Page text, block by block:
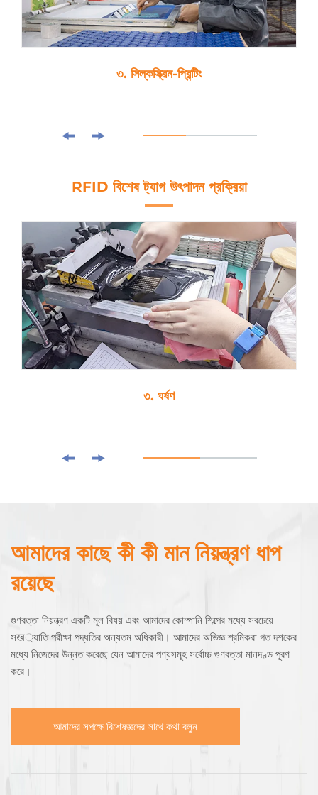
৩. সিল্কস্ক্রিন-প্রিন্টিং
RFID বিশেষ ট্যাগ উৎপাদন প্রক্রিয়া
৩. ঘর্ষণ
আমাদের কাছে কী কী মান নিয়ন্ত্রণ ধাপ
রয়েছে
গুণবত্তা নিয়ন্ত্রণ একটি মূল বিষয় এবং আমাদের কোম্পানি শিল্পের মধ্যে সবচেয়ে
সख্যাতি পরীক্ষা পদ্ধতির অন্যতম অধিকারী। আমাদের অভিজ্ঞ শ্রমিকরা গত দশকের
মধ্যে নিজেদের উন্নত করেছে যেন আমাদের পণ্যসমূহ সর্বোচ্চ গুণবত্তা মানদণ্ড পূরণ
করে।
আমাদের সপক্ষে বিশেষজ্ঞদের সাথে কথা বলুন